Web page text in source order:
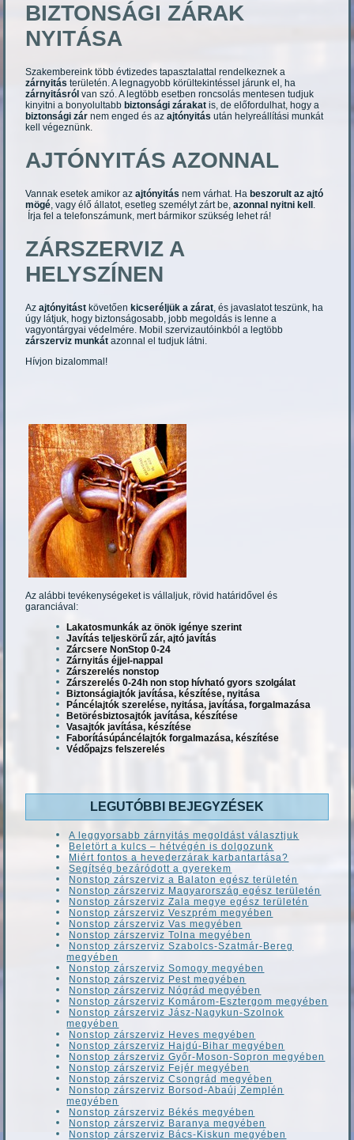
BIZTONSÁGI ZÁRAK
NYITÁSA
Szakembereink több évtizedes tapasztalattal rendelkeznek a
zárnyitás területén. A legnagyobb körültekintéssel járunk el, ha
zárnyitásról van szó. A legtöbb esetben roncsolás mentesen tudjuk
kinyitni a bonyolultabb biztonsági zárakat is, de előfordulhat, hogy a
biztonsági zár nem enged és azajtónyitás után helyreállítási munkát
kell végeznünk.
AJTÓNYITÁS AZONNAL
Vannak esetek amikor azajtónyitás nem várhat. Ha beszorult az ajtó
mögé, vagy élő állatot, esetleg személyt zárt be,azonnal nyitni kell .
Írja fel a telefonszámunk, mert bármikor szükség lehet rá!
ZÁRSZERVIZ A
HELYSZÍNEN
Azajtónyitást követően kicseréljük a zárat, és javaslatot teszünk, ha
úgy látjuk, hogy biztonságosabb, jobb megoldás is lenne a
vagyontárgyai védelmére. Mobil szervizautóinkból a legtöbb
zárszerviz munkát azonnal el tudjuk látni.
Hívjon bizalommal!
Az alábbi tevékenységeket is vállaljuk, rövid határidővel és
garanciával:
Lakatosmunkák az önök igénye szerint
Javítás teljeskörű zár, ajtó javítás
Zárcsere NonStop 0-24
Zárnyitás éjjel-nappal
Zárszerelés nonstop
Zárszerelés 0-24h non stop hívható gyors szolgálat
Biztonságiajtók javítása, készítése, nyitása
Páncélajtók szerelése, nyitása, javítása, forgalmazása
Betörésbiztosajtók javítása, készítése
Vasajtók javítása, készítése
Faborításúpáncélajtók forgalmazása, készítése
Védőpajzs felszerelés
LEGUTÓBBI BEJEGYZÉSEK
A leggyorsabb zárnyitás megoldást választjuk
Beletört a kulcs – hétvégén is dolgozunk
Miért fontos a hevederzárak karbantartása?
Segítség bezáródott a gyerekem
Nonstop zárszerviz a Balaton egész területén
Nonstop zárszerviz Magyarország egész területén
Nonstop zárszerviz Zala megye egész területén
Nonstop zárszerviz Veszprém megyében
Nonstop zárszerviz Vas megyében
Nonstop zárszerviz Tolna megyében
Nonstop zárszerviz Szabolcs-Szatmár-Bereg
megyében
Nonstop zárszerviz Somogy megyében
Nonstop zárszerviz Pest megyében
Nonstop zárszerviz Nógrád megyében
Nonstop zárszerviz Komárom-Esztergom megyében
Nonstop zárszerviz Jász-Nagykun-Szolnok
megyében
Nonstop zárszerviz Heves megyében
Nonstop zárszerviz Hajdú-Bihar megyében
Nonstop zárszerviz Győr-Moson-Sopron megyében
Nonstop zárszerviz Fejér megyében
Nonstop zárszerviz Csongrád megyében
Nonstop zárszerviz Borsod-Abaúj Zemplén
megyében
Nonstop zárszerviz Békés megyében
Nonstop zárszerviz Baranya megyében
Nonstop zárszerviz Bács-Kiskun megyében